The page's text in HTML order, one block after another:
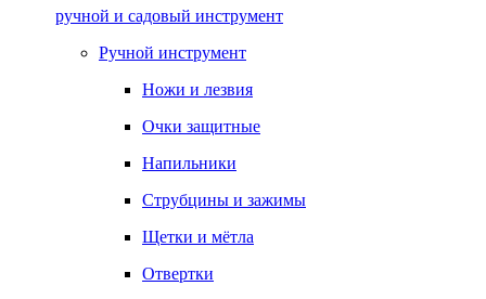
ручной и садовый инструмент
Ручной инструмент
Ножи и лезвия
Очки защитные
Напильники
Струбцины и зажимы
Щетки и мётла
Отвертки